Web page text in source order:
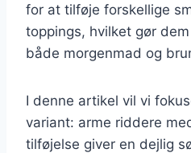
for at tilføje forskellige
toppings, hvilket gør
både morgenmad og
I denne artikel vil vi
variant: arme riddere
tilføjelse giver en dejlig